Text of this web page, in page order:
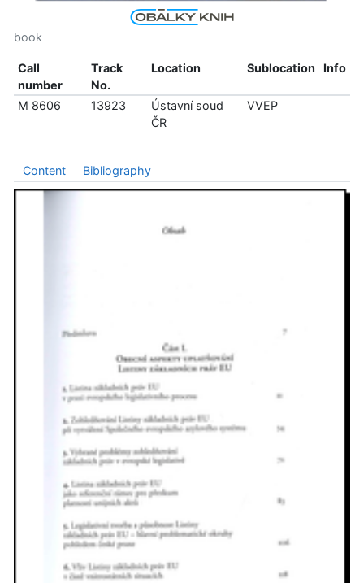
book
Call
number
Track
No.
Location Sublocation Info
M 8606 13923
Ústavní soud
ČR
VVEP
Content Bibliography